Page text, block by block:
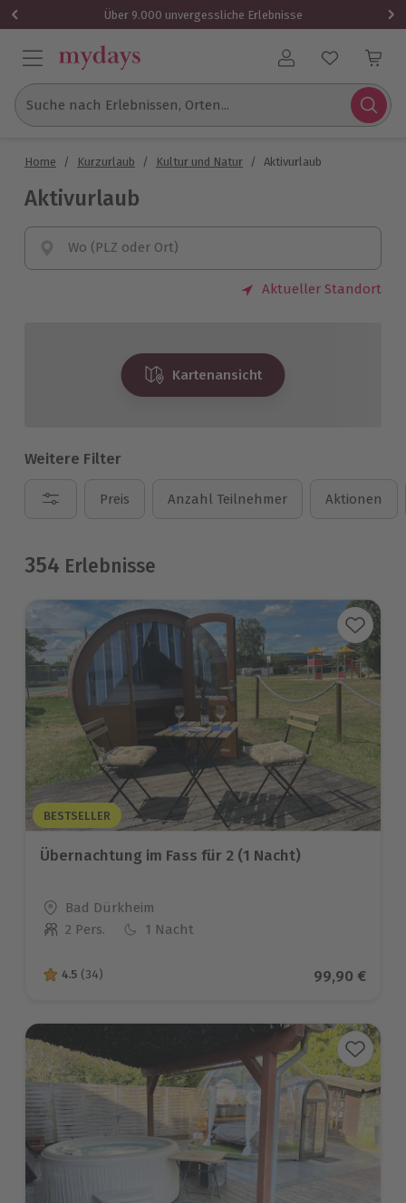
Über 9.000 unvergessliche Erlebnisse
Benutzerkonto
Suche nach Erlebnissen, Orten...
Home / Kurzurlaub / Kultur und Natur / Aktivurlaub
Aktivurlaub
Wo (PLZ oder Ort)
Aktueller Standort
Kartenansicht
Weitere Filter
Preis Anzahl Teilnehmer Aktionen
354 Erlebnisse
BESTSELLER
Übernachtung im Fass für 2 (1 Nacht)
Standort
Bad Dürkheim
Anzahl der Teilnehmer
2 Pers. 1 Nacht
4.5 von 5 Sternen basierend auf 34 Bewertungen
4.5 (34) Aktueller
99,90 €